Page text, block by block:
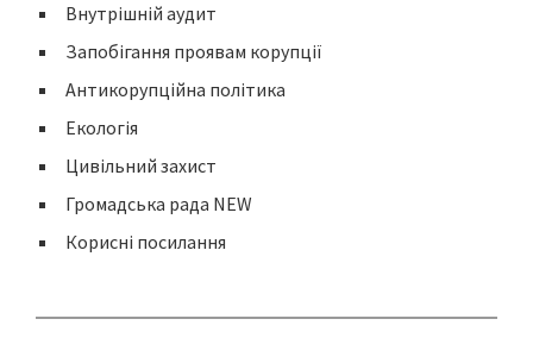
Внутрішній аудит
Запобігання проявам корупції
Антикорупційна політика
Екологія
Цивільний захист
Громадська рада NEW
Корисні посилання